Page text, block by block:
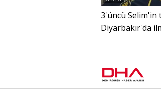
3'üncü
Diyarbakır'da